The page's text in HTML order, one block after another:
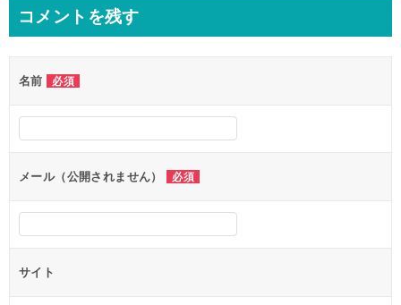
ビ
ー
シ
ョ
ン
コメントを残す
名前 必須
メール（公開されません） 必須
サイト